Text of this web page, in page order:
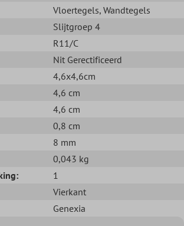
Vloertegels, Wandtegels
Slijtgroep 4
R11/C
Nit Gerectificeerd
4,6x4,6cm
4,6 cm
4,6 cm
0,8 cm
8 mm
0,043 kg
1
Vierkant
Genexia